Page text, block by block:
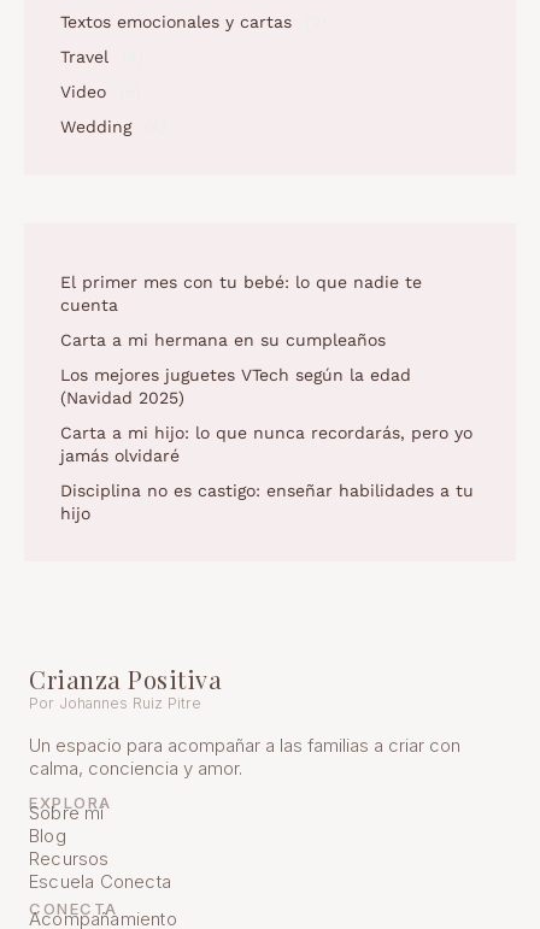
Textos emocionales y cartas
Travel
Video
Wedding
El primer mes con tu bebé: lo que nadie te
cuenta
Carta a mi hermana en su cumpleaños
Los mejores juguetes VTech según la edad
(Navidad 2025)
Carta a mi hijo: lo que nunca recordarás, pero yo
jamás olvidaré
Disciplina no es castigo: enseñar habilidades a tu
hijo
Crianza Positiva
Por Johannes Ruiz Pitre
Un espacio para acompañar a las familias a criar con
calma, conciencia y amor.
EXPLORA
Sobre mí
Blog
Recursos
Escuela Conecta
CONECTA
Acompañamiento